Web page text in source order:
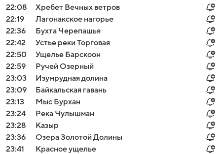
22:08
Хребет Вечных ветров
22:19
Лагонакское нагорье
22:36
Бухта Черепашья
22:42
Устье реки Торговая
22:50
Ущелье Барскоон
22:59
Ручей Озерный
23:03
Изумрудная долина
23:09
Байкальская гавань
23:13
Мыс Бурхан
23:24
Река Чулышман
23:28
Казыр
23:36
Озера Золотой Долины
23:41
Красное ущелье